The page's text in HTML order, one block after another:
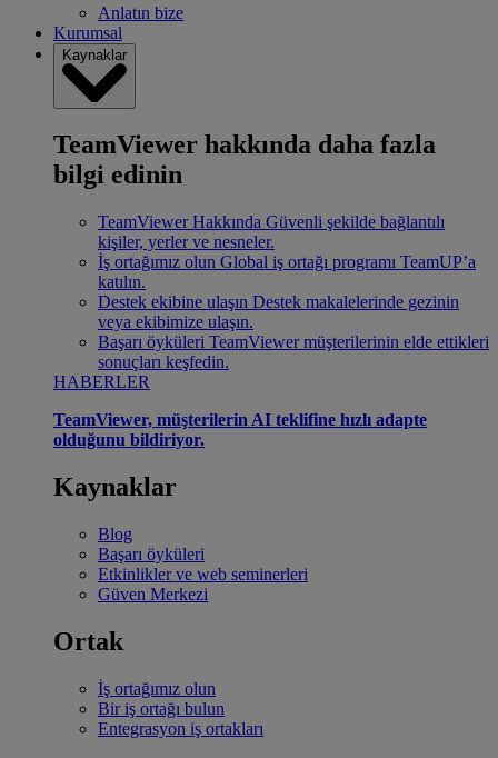
Anlatın bize
Kurumsal
Kaynaklar
TeamViewer hakkında daha fazla
bilgi edinin
TeamViewer Hakkında Güvenli şekilde bağlantılı
kişiler, yerler ve nesneler.
İş ortağımız olun Global iş ortağı programı TeamUP’a
katılın.
Destek ekibine ulaşın Destek makalelerinde gezinin
veya ekibimize ulaşın.
Başarı öyküleri TeamViewer müşterilerinin elde ettikleri
sonuçları keşfedin.
HABERLER
TeamViewer, müşterilerin AI teklifine hızlı adapte
olduğunu bildiriyor.
Kaynaklar
Blog
Başarı öyküleri
Etkinlikler ve web seminerleri
Güven Merkezi
Ortak
İş ortağımız olun
Bir iş ortağı bulun
Entegrasyon iş ortakları